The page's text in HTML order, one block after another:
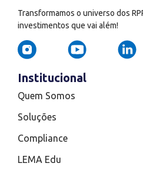
Transformamos o universo dos
investimentos que vai além!
Institucional
Quem Somos
Soluções
Compliance
LEMA Edu